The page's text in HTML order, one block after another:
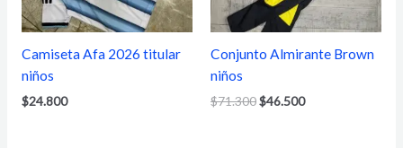
Camiseta Afa 2026 titular
niños
$24.800
Conjunto Almirante Brown
niños
$71.300$46.500